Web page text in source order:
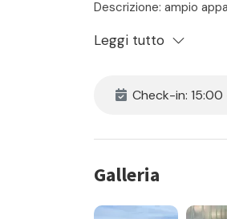
Descrizione: ampio
bagno con box doccia
- assistenza in loco 24h
- la fornitura di
Leggi tutto
Check-in:
Galleria